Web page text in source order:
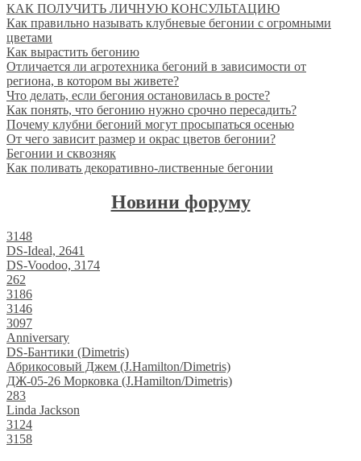
КАК ПОЛУЧИТЬ ЛИЧНУЮ КОНСУЛЬТАЦИЮ
Как правильно называть клубневые бегонии с огромными
цветами
Как вырастить бегонию
Отличается ли агротехника бегоний в зависимости от
региона, в котором вы живете?
Что делать, если бегония остановилась в росте?
Как понять, что бегонию нужно срочно пересадить?
Почему клубни бегоний могут просыпаться осенью
От чего зависит размер и окрас цветов бегонии?
Бегонии и сквозняк
Как поливать декоративно-лиственные бегонии
Новини форуму
3148
DS-Ideal, 2641
DS-Voodoo, 3174
262
3186
3146
3097
Anniversary
DS-Бантики (Dimetris)
Абрикосовый Джем (J.Hamilton/Dimetris)
ДЖ-05-26 Морковка (J.Hamilton/Dimetris)
283
Linda Jackson
3124
3158